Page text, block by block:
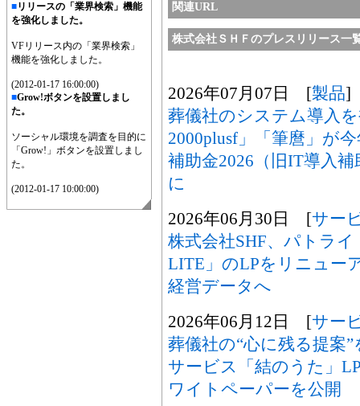
■リリースの「業界検索」機能
を強化しました。
VFリリース内の「業界検索」
機能を強化しました。
(2012-01-17 16:00:00)
■Grow!ボタンを設置しまし
た。
ソーシャル環境を調査を目的に
「Grow!」ボタンを設置しまし
た。
(2012-01-17 10:00:00)
関連URL
株式会社ＳＨＦのプレスリリース一
2026年07月07日 [製品]
葬儀社のシステム導入
2000plusf」「筆麿」が
補助金2026（旧IT導入
に
2026年06月30日 [サー
株式会社SHF、パトラ
LITE」のLPをリニュー
経営データへ
2026年06月12日 [サー
葬儀社の“心に残る提案
サービス「結のうた」
ワイトペーパーを公開